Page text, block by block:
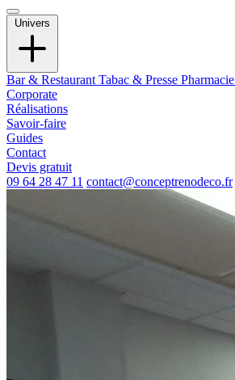
Univers
Bar & Restaurant Tabac & Presse Pharmacie
Corporate
Réalisations
Savoir-faire
Guides
Contact
Devis gratuit
09 64 28 47 11 contact@conceptrenodeco.fr